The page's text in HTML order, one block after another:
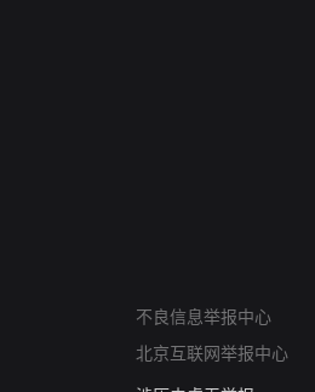
不良信息举报中心
北京互联网举报中心
亚运会举报专区